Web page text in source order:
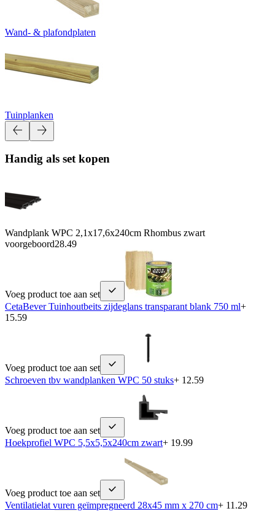
Wand- & plafondplaten
Tuinplanken
Handig als set kopen
Wandplank WPC 2,1x17,6x240cm Rhombus zwart
voorgeboord28.49
Voeg product toe aan set
CetaBever Tuinhoutbeits zijdeglans transparant blank 750 ml+
15.59
Voeg product toe aan set
Schroeven tbv wandplanken WPC 50 stuks+ 12.59
Voeg product toe aan set
Hoekprofiel WPC 5,5x5,5x240cm zwart+ 19.99
Voeg product toe aan set
Ventilatielat vuren geïmpregneerd 28x45 mm x 270 cm+ 11.29